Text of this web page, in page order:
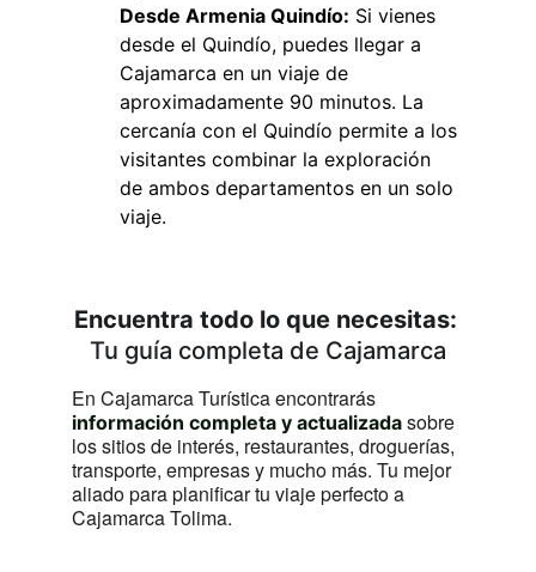
Desde Armenia Quindío: Si vienes
desde el Quindío, puedes llegar a
Cajamarca en un viaje de
aproximadamente 90 minutos. La
cercanía con el Quindío permite a los
visitantes combinar la exploración
de ambos departamentos en un solo
viaje.
Encuentra todo lo que necesitas:
Tu guía completa de Cajamarca
En Cajamarca Turística encontrarás
información completa y actualizada sobre
los sitios de interés, restaurantes, droguerías,
transporte, empresas y mucho más. Tu mejor
aliado para planificar tu viaje perfecto a
Cajamarca Tolima.